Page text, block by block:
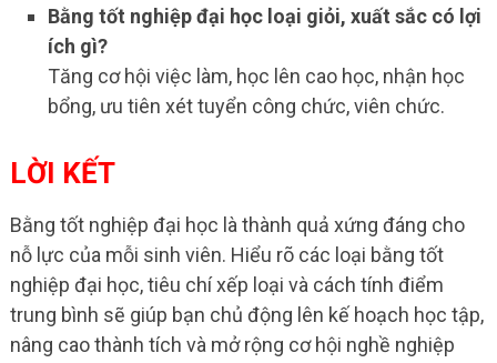
Bằng tốt nghiệp đại học loại giỏi, xuất sắc có lợi
ích gì?
Tăng cơ hội việc làm, học lên cao học, nhận học
bổng, ưu tiên xét tuyển công chức, viên chức.
LỜI KẾT
Bằng tốt nghiệp đại học là thành quả xứng đáng cho
nỗ lực của mỗi sinh viên. Hiểu rõ các loại bằng tốt
nghiệp đại học, tiêu chí xếp loại và cách tính điểm
trung bình sẽ giúp bạn chủ động lên kế hoạch học tập,
nâng cao thành tích và mở rộng cơ hội nghề nghiệp